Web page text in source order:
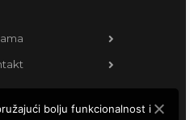
bolju funkcionalnost i